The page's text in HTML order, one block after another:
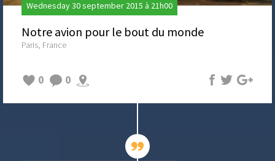
Wednesday 30 september 2015 à 21h00
Notre avion pour le bout du monde
Paris, France
0 0